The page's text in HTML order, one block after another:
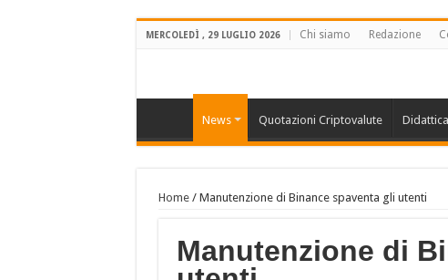
MERCOLEDÌ , 29 LUGLIO 2026 Chi siamo Redazione
News Quotazioni Criptovalute Didattica
Home/ Manutenzione di Binance spaventa gli utenti
Manutenzione di